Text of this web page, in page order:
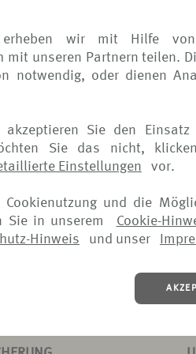
erheben wir mit Hilfe von
unseren Partnern teilen.
notwendig, oder dienen
akzeptieren Sie den
Sie das nicht,
Einstellungen vor.
und die
Sie in unserem
Cookie-
Hinweis und unser
>